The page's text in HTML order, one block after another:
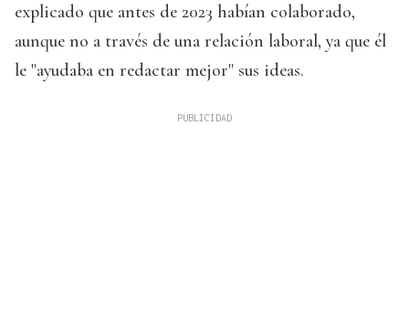
explicado que antes de 2023 habían colaborado,
aunque no a través de una relación laboral, ya que él
le "ayudaba en redactar mejor" sus ideas.